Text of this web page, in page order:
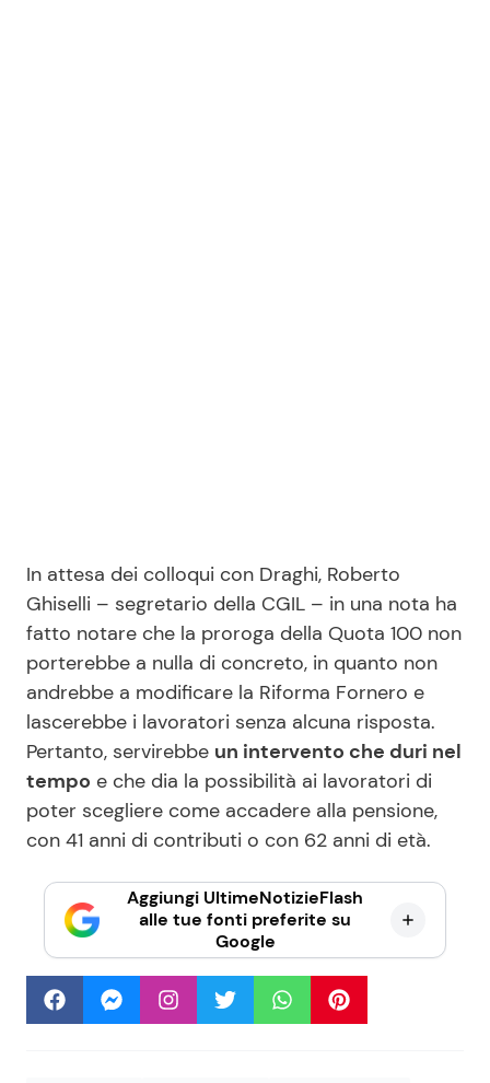
In attesa dei colloqui con Draghi, Roberto
Ghiselli – segretario della CGIL – in una nota ha
fatto notare che la proroga della Quota 100 non
porterebbe a nulla di concreto, in quanto non
andrebbe a modificare la Riforma Fornero e
lascerebbe i lavoratori senza alcuna risposta.
Pertanto, servirebbe un intervento che duri nel
tempo e che dia la possibilità ai lavoratori di
poter scegliere come accadere alla pensione,
con 41 anni di contributi o con 62 anni di età.
Aggiungi UltimeNotizieFlash
alle tue fonti preferite su
Google